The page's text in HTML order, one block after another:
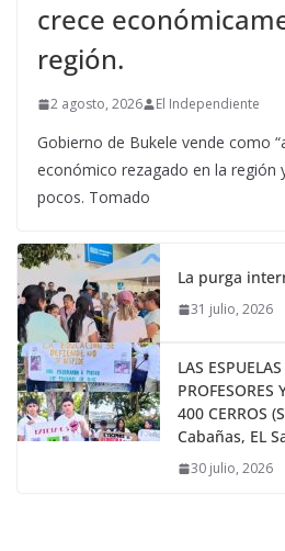
crece
región.
2 agosto, 2026 El Independiente
Gobierno de Bukele vende como
económico rezagado en la región
pocos. Tomado
La purga
31 julio, 2026
LAS
PROFESORES
400 CERROS
Cabañas, EL
30 julio, 2026